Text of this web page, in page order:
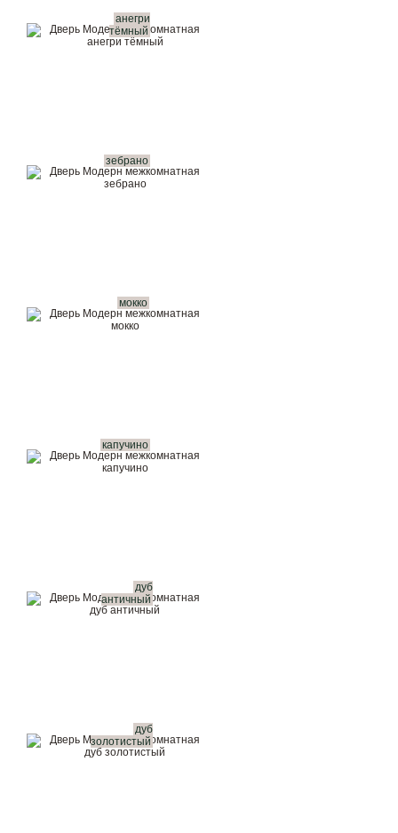
анегри
тёмный
зебрано
мокко
капучино
дуб
античный
дуб
золотистый